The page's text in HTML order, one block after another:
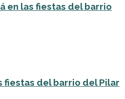
en las fiestas del barrio
fiestas del barrio del Pilar